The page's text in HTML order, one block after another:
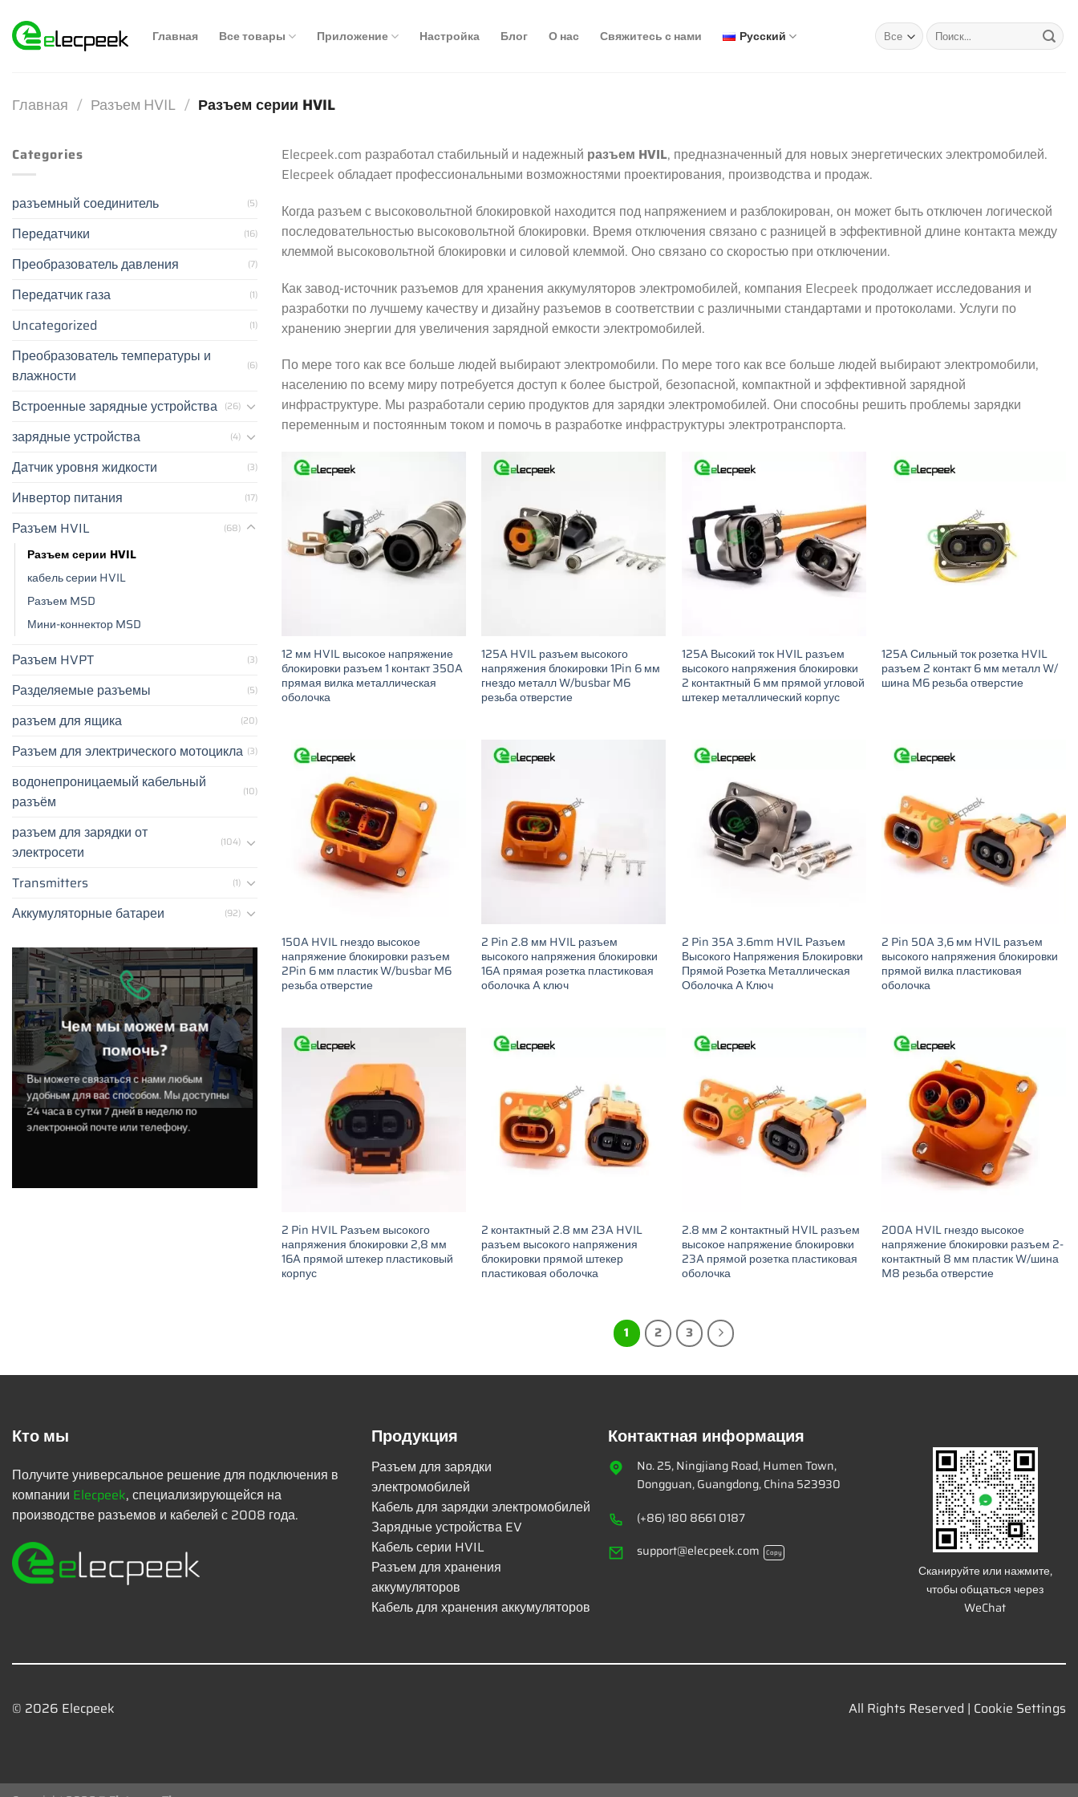
content
Главная Все товары Приложение Настройка Блог О нас Свяжитесь с нами Русский Искать:
Главная / Разъем HVIL / Разъем серии HVIL
Categories
разъемный соединитель (5)
Передатчики (16)
Преобразователь давления (7)
Передатчик газа (1)
Uncategorized (1)
Преобразователь температуры и
влажности
(6)
Встроенные зарядные устройства (26)
зарядные устройства (4)
Датчик уровня жидкости (3)
Инвертор питания (17)
Разъем HVIL (68)
Разъем серии HVIL
кабель серии HVIL
Разъем MSD
Мини-коннектор MSD
Разъем HVPT (3)
Разделяемые разъемы (5)
разъем для ящика (20)
Разъем для электрического мотоцикла (3)
водонепроницаемый кабельный
разъём
(10)
разъем для зарядки от
электросети
(104)
Transmitters (1)
Аккумуляторные батареи (92)
Чем мы можем вам
помочь?
Вы можете связаться с нами любым
удобным для вас способом. Мы доступны
24 часа в сутки 7 дней в неделю по
электронной почте или телефону.
Elecpeek.com разработал стабильный и надежный разъем HVIL, предназначенный для новых энергетических электромобилей.
Elecpeek обладает профессиональными возможностями проектирования, производства и продаж.
Когда разъем с высоковольтной блокировкой находится под напряжением и разблокирован, он может быть отключен логической
последовательностью высоковольтной блокировки. Время отключения связано с разницей в эффективной длине контакта между
клеммой высоковольтной блокировки и силовой клеммой. Оно связано со скоростью при отключении.
Как завод-источник разъемов для хранения аккумуляторов электромобилей, компания Elecpeek продолжает исследования и
разработки по лучшему качеству и дизайну разъемов в соответствии с различными стандартами и протоколами. Услуги по
хранению энергии для увеличения зарядной емкости электромобилей.
По мере того как все больше людей выбирают электромобили. По мере того как все больше людей выбирают электромобили,
населению по всему миру потребуется доступ к более быстрой, безопасной, компактной и эффективной зарядной
инфраструктуре. Мы разработали серию продуктов для зарядки электромобилей. Они способны решить проблемы зарядки
переменным и постоянным током и помочь в разработке инфраструктуры электротранспорта.
12 мм HVIL высокое напряжение
блокировки разъем 1 контакт 350A
прямая вилка металлическая
оболочка
125A HVIL разъем высокого
напряжения блокировки 1Pin 6 мм
гнездо металл W/busbar M6
резьба отверстие
125A Высокий ток HVIL разъем
высокого напряжения блокировки
2 контактный 6 мм прямой угловой
штекер металлический корпус
125A Сильный ток розетка HVIL
разъем 2 контакт 6 мм металл W/
шина M6 резьба отверстие
150A HVIL гнездо высокое
напряжение блокировки разъем
2Pin 6 мм пластик W/busbar M6
резьба отверстие
2 Pin 2.8 мм HVIL разъем
высокого напряжения блокировки
16A прямая розетка пластиковая
оболочка A ключ
2 Pin 35A 3.6mm HVIL Разъем
Высокого Напряжения Блокировки
Прямой Розетка Металлическая
Оболочка A Ключ
2 Pin 50A 3,6 мм HVIL разъем
высокого напряжения блокировки
прямой вилка пластиковая
оболочка
2 Pin HVIL Разъем высокого
напряжения блокировки 2,8 мм
16A прямой штекер пластиковый
корпус
2 контактный 2.8 мм 23A HVIL
разъем высокого напряжения
блокировки прямой штекер
пластиковая оболочка
2.8 мм 2 контактный HVIL разъем
высокое напряжение блокировки
23A прямой розетка пластиковая
оболочка
200A HVIL гнездо высокое
напряжение блокировки разъем 2-
контактный 8 мм пластик W/шина
M8 резьба отверстие
1 2 3
Кто мы
Получите универсальное решение для подключения в
компании Elecpeek, специализирующейся на
производстве разъемов и кабелей с 2008 года.
Продукция
Разъем для зарядки
электромобилей
Кабель для зарядки электромобилей
Зарядные устройства EV
Кабель серии HVIL
Разъем для хранения
аккумуляторов
Кабель для хранения аккумуляторов
Контактная информация
No. 25, Ningjiang Road, Humen Town,
Dongguan, Guangdong, China 523930
(+86) 180 8661 0187
support@elecpeek.com
Copy
Сканируйте или нажмите,
чтобы общаться через
WeChat
© 2026 Elecpeek All Rights Reserved | Cookie Settings